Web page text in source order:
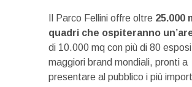
Il Parco Fellini offre oltre 25.000
quadri che ospiteranno
di 10.000 mq con più di 80
maggiori brand mondiali, pronti a
presentare al pubblico i più